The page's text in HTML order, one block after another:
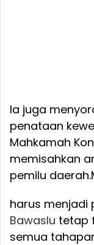
Ia juga
penataan
Mahkamah
memisahkan
pemilu daerah.
harus menjadi
Bawaslu tetap
semua